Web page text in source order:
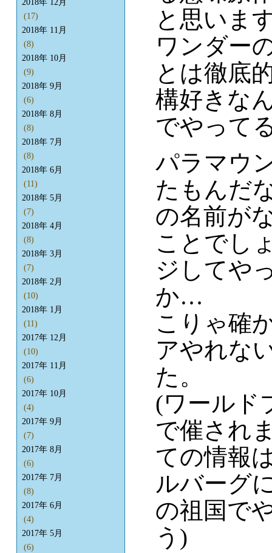
と思いま
ワンダー
とは徹底
構好きな
でやって
パラマウ
たもんだ
の名前が
ことでし
ジしてや
か…
こりゃ確
アやれな
た。
(ワールド
で催され
ての情報
ルバーグ
の祖国で
う)
2018年 12月
(17)
2018年 11月
(8)
2018年 10月
(9)
2018年 9月
(6)
2018年 8月
(8)
2018年 7月
(8)
2018年 6月
(11)
2018年 5月
(7)
2018年 4月
(8)
2018年 3月
(7)
2018年 2月
(10)
2018年 1月
(11)
2017年 12月
(10)
2017年 11月
(6)
2017年 10月
(4)
2017年 9月
(7)
2017年 8月
(6)
2017年 7月
(8)
2017年 6月
(4)
2017年 5月
(6)